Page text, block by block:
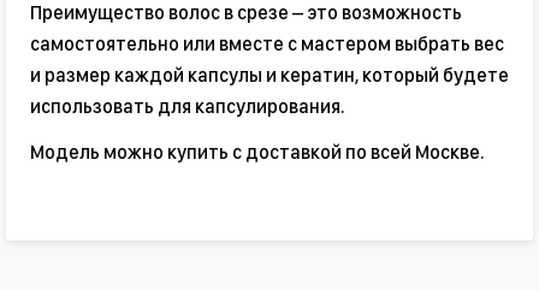
Преимущество волос в срезе – это возможность
самостоятельно или вместе с мастером выбрать вес
и размер каждой капсулы и кератин, который будете
использовать для капсулирования.
Модель можно купить с доставкой по всей Москве.